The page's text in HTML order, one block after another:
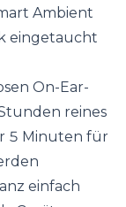
Ambient
eingetaucht
On-Ear-
reines
5 Minuten für
einfach